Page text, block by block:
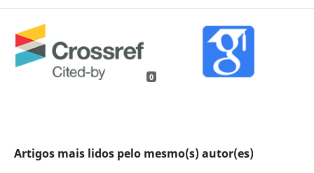
0
Artigos mais lidos pelo mesmo(s) autor(es)